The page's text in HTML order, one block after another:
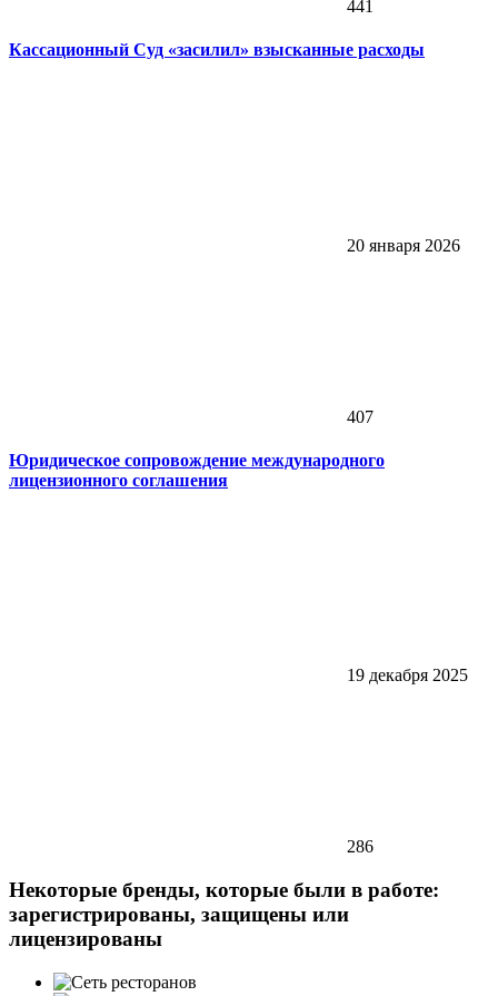
441
Кассационный Суд «засилил» взысканные расходы
20 января 2026
407
Юридическое сопровождение международного
лицензионного соглашения
19 декабря 2025
286
Некоторые бренды, которые были в работе:
зарегистрированы, защищены или
лицензированы